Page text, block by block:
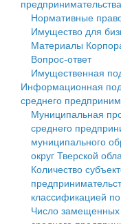
Государственные
Промышленность и
Экономика и бизнес
...
Символика
Устав
Гостям округа
Туризм
Культура
Образование
Здравоохранение
Социальная защита
муниципального
Администрация
Тверской области
Управление
Открытые данные
Работа с
Муниципальный
Муниципальные
Финансовое
Бюджет для граждан
Имущество
Выявление
объектов
Имущественная
среднего
Информационная
предпринимательства
Нормативные
Имущество для
Материалы
Вопрос-ответ
Имущественная
Информационная
среднего
Муниципальная
среднего
муниципального
округ Тверской
Количество
классификацией
Число замещенных